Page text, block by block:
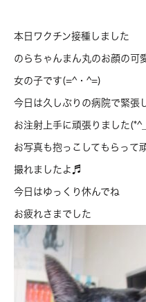
本日ワクチン接種しました
のらちゃんまん丸のお顔の可
女の子です(=^・^=)
今日は久しぶりの病院で緊張
お注射上手に頑張りました
お写真も抱っこしてもらって
撮れましたよ♬
今日はゆっくり休んでね
お疲れさまでした